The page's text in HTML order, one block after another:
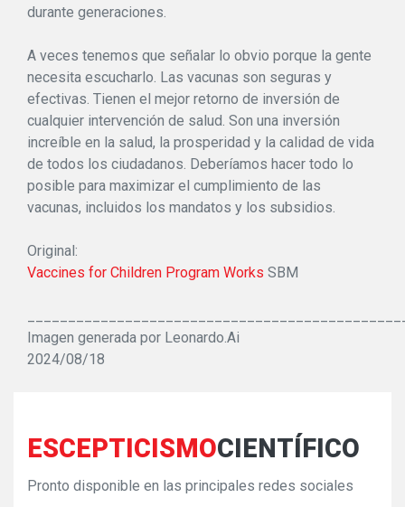
durante generaciones.
A veces tenemos que señalar lo obvio porque la gente
necesita escucharlo. Las vacunas son seguras y
efectivas. Tienen el mejor retorno de inversión de
cualquier intervención de salud. Son una inversión
increíble en la salud, la prosperidad y la calidad de vida
de todos los ciudadanos. Deberíamos hacer todo lo
posible para maximizar el cumplimiento de las
vacunas, incluidos los mandatos y los subsidios.
Original:
Vaccines for Children Program Works SBM
Imagen generada por Leonardo.Ai
2024/08/18
ESCEPTICISMOCIENTÍFICO
Pronto disponible en las principales redes sociales